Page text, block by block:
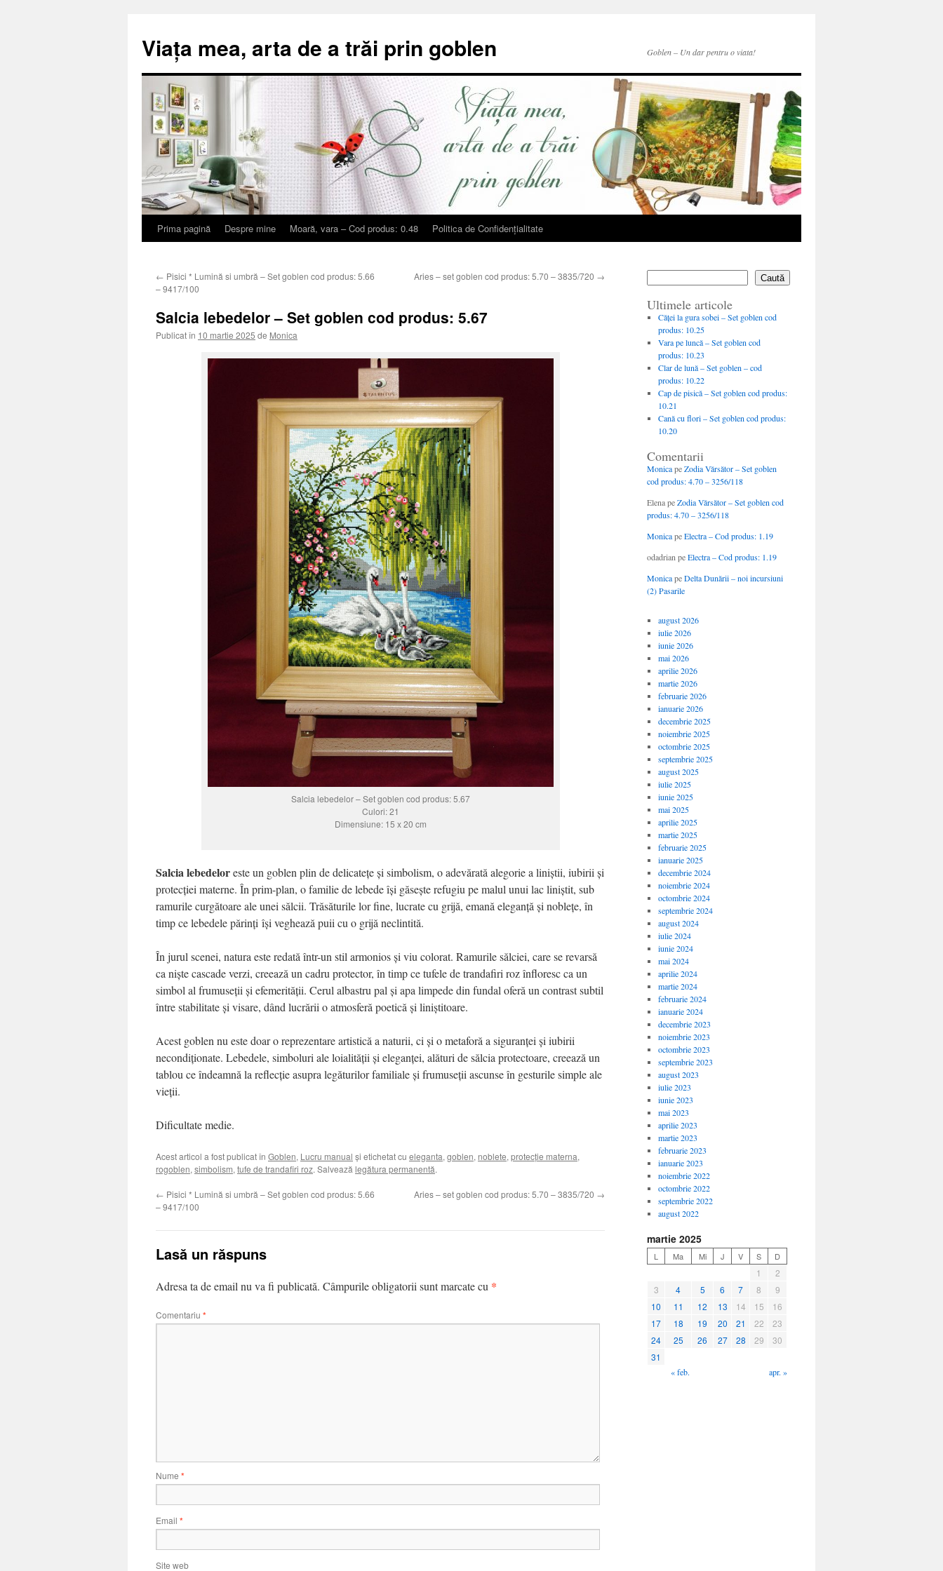
Viața mea, arta de a trăi prin goblen Goblen – Un dar pentru o viata!
Sari
conținut
Prima pagină Despre mine Moară, vara – Cod produs: 0.48 Politica de Confidențialitate
← Pisici * Lumină si umbră – Set goblen cod produs: 5.66
– 9417/100
Aries – set goblen cod produs: 5.70 – 3835/720 →
Salcia lebedelor – Set goblen cod produs: 5.67
Publicat în 10 martie 2025 de Monica
Salcia lebedelor – Set goblen cod produs: 5.67
Culori: 21
Dimensiune: 15 x 20 cm
Salcia lebedeloreste un goblen plin de delicatețe și simbolism, o adevărată alegorie a liniștii, iubirii și
protecției materne. În prim-plan, o familie de lebede își găsește refugiu pe malul unui lac liniștit, sub
ramurile curgătoare ale unei sălcii. Trăsăturile lor fine, lucrate cu grijă, emană eleganță și noblețe, în
timp ce lebedele părinți își veghează puii cu o grijă neclintită.
În jurul scenei, natura este redată într-un stil armonios și viu colorat. Ramurile sălciei, care se revarsă
ca niște cascade verzi, creează un cadru protector, în timp ce tufele de trandafiri roz înfloresc ca un
simbol al frumuseții și efemerității. Cerul albastru pal și apa limpede din fundal oferă un contrast subtil
între stabilitate și visare, dând lucrării o atmosferă poetică și liniștitoare.
Acest goblen nu este doar o reprezentare artistică a naturii, ci și o metaforă a siguranței și iubirii
necondiționate. Lebedele, simboluri ale loialității și eleganței, alături de sălcia protectoare, creează un
tablou ce îndeamnă la reflecție asupra legăturilor familiale și frumuseții ascunse în gesturile simple ale
vieții.
Dificultate medie.
Acest articol a fost publicat în Goblen, Lucru manual și etichetat cu eleganta, goblen, noblete, protecție materna,
rogoblen, simbolism, tufe de trandafiri roz. Salvează legătura permanentă.
← Pisici * Lumină si umbră – Set goblen cod produs: 5.66
– 9417/100
Aries – set goblen cod produs: 5.70 – 3835/720 →
Lasă un răspuns
Adresa ta de email nu va fi publicată. Câmpurile obligatorii sunt marcate cu *
Comentariu *
Nume *
Email *
Site web
Caută
Ultimele articole
Căţei la gura sobei – Set goblen cod
produs: 10.25
Vara pe luncă – Set goblen cod
produs: 10.23
Clar de lună – Set goblen – cod
produs: 10.22
Cap de pisică – Set goblen cod produs:
10.21
Cană cu flori – Set goblen cod produs:
10.20
Comentarii
MonicapeZodia Vărsător – Set goblen
cod produs: 4.70 – 3256/118
ElenapeZodia Vărsător – Set goblen cod
produs: 4.70 – 3256/118
MonicapeElectra – Cod produs: 1.19
odadrian peElectra – Cod produs: 1.19
MonicapeDelta Dunării – noi incursiuni
(2) Pasarile
august 2026
iulie 2026
iunie 2026
mai 2026
aprilie 2026
martie 2026
februarie 2026
ianuarie 2026
decembrie 2025
noiembrie 2025
octombrie 2025
septembrie 2025
august 2025
iulie 2025
iunie 2025
mai 2025
aprilie 2025
martie 2025
februarie 2025
ianuarie 2025
decembrie 2024
noiembrie 2024
octombrie 2024
septembrie 2024
august 2024
iulie 2024
iunie 2024
mai 2024
aprilie 2024
martie 2024
februarie 2024
ianuarie 2024
decembrie 2023
noiembrie 2023
octombrie 2023
septembrie 2023
august 2023
iulie 2023
iunie 2023
mai 2023
aprilie 2023
martie 2023
februarie 2023
ianuarie 2023
noiembrie 2022
octombrie 2022
septembrie 2022
august 2022
martie 2025
L Ma Mi J V S D
1
2
3
4 5 6 7 8
9
10
11 12 13 14 15
16
17
18 19 20 21 22
23
24
25 26 27 28 29
30
31
« feb. apr. »